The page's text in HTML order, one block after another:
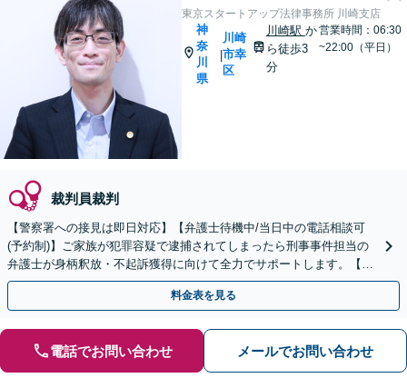
東京スタートアップ法律事務所 川崎支店
神
奈
川
県
|
川崎
市幸
区
川崎駅 か
ら徒歩3
分
営業時間：06:30
~22:00（平日）
裁判員裁判
【警察署への接見は即日対応】【弁護士待機中/当日中の電話相談可
(予約制)】ご家族が犯罪容疑で逮捕されてしまったら刑事事件担当の
弁護士が身柄釈放・不起訴獲得に向けて全力でサポートします。【毎
月100名以上の相談実績】【神奈川県全域対応】
料金表を見る
電話でお問い合わせ メールでお問い合わせ